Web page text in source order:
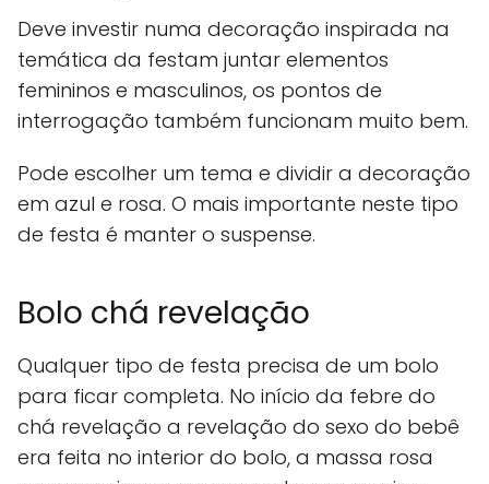
Deve investir numa decoração inspirada na
temática da festam juntar elementos
femininos e masculinos, os pontos de
interrogação também funcionam muito bem.
Pode escolher um tema e dividir a decoração
em azul e rosa. O mais importante neste tipo
de festa é manter o suspense.
Bolo chá revelação
Qualquer tipo de festa precisa de um bolo
para ficar completa. No início da febre do
chá revelação a revelação do sexo do bebê
era feita no interior do bolo, a massa rosa